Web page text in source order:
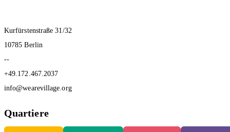
Kurfürstenstraße 31/32
10785 Berlin
--
+49.172.467.2037
info@wearevillage.org
Quartiere